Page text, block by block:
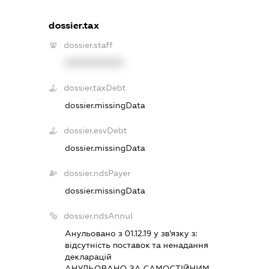
dossier.tax
dossier.staff
dossier.taxDebt
dossier.missingData
dossier.esvDebt
dossier.missingData
dossier.ndsPayer
dossier.missingData
dossier.ndsAnnul
Анульовано з 01.12.19 у зв'язку з:
вiдсутнiсть поставок та ненадання
декларацiй